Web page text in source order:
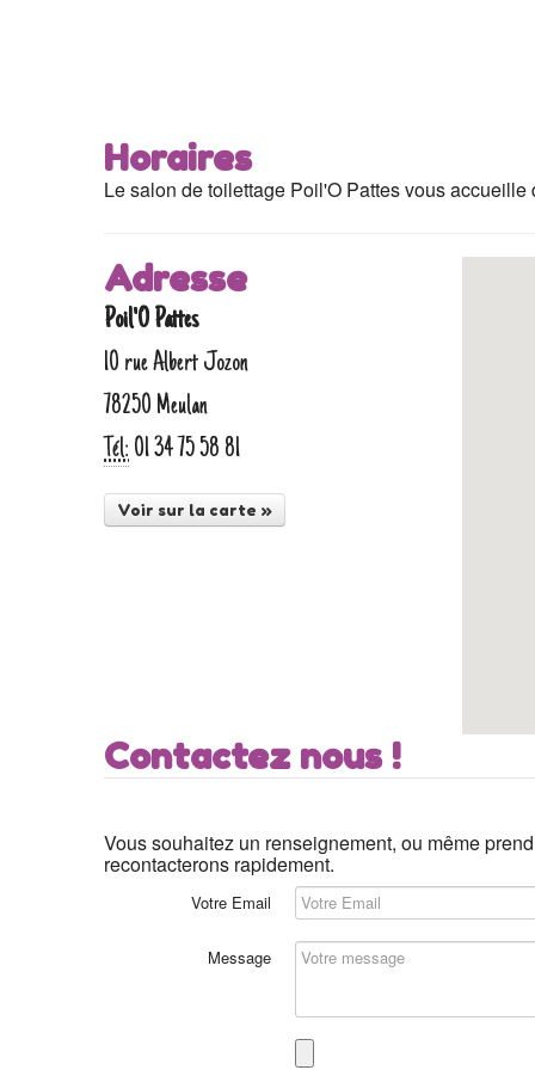
Horaires
Le salon de toilettage Poil'O Pattes vous
Adresse
Poil'O Pattes
10 rue Albert Jozon
78250 Meulan
Tél: 01 34 75 58 81
Voir sur la carte »
Contactez nous !
Vous souhaitez un renseignement, ou même
recontacterons rapidement.
Votre Email
Message